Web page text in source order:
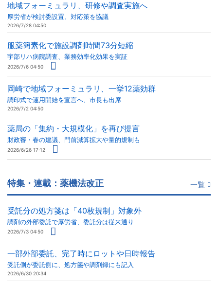
地域フォーミュラリ、研修や調査実施へ
厚労省が検討委設置、対応策を協議
2026/7/28 04:50
服薬簡素化で施設調剤時間73分短縮
宇部リハ病院調査、業務効率化効果を実証
2026/7/6 04:50
岡崎で地域フォーミュラリ、一挙12薬効群
調印式で運用開始を宣言へ、市長も出席
2026/7/2 04:50
薬局の「集約・大規模化」を再び提言
財政審・春の建議、門前減算拡大や量的規制も
2026/6/26 17:12
特集・連載：薬機法改正 一覧
受託分の処方箋は「40枚規制」対象外
調剤の外部委託で厚労省、委託分は従来通り
2026/7/3 04:50
一部外部委託、完了時にロットや日時報告
受託側が委託側に、処方箋や調剤録にも記入
2026/6/30 20:34